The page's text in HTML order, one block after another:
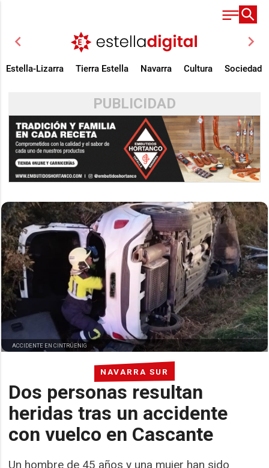
chevron_left chevron_right
Estella-Lizarra Tierra Estella Navarra Cultura Sociedad
PUBLICIDAD
NAVARRA SUR
Dos personas resultan
heridas tras un accidente
con vuelco en Cascante
Un hombre de 45 años y una mujer han sido
ACCIDENTE EN CINTRÚENIG